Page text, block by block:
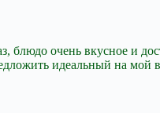
блюдо очень вкусное и
идеальный на